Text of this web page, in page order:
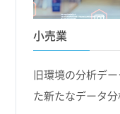
小売業
旧環境の分析デ
た新たなデータ分